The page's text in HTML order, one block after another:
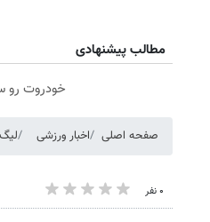
مطالب پیشنهادی
خودروت رو
صفحه اصلی اخبار ورزشی
۰ نفر